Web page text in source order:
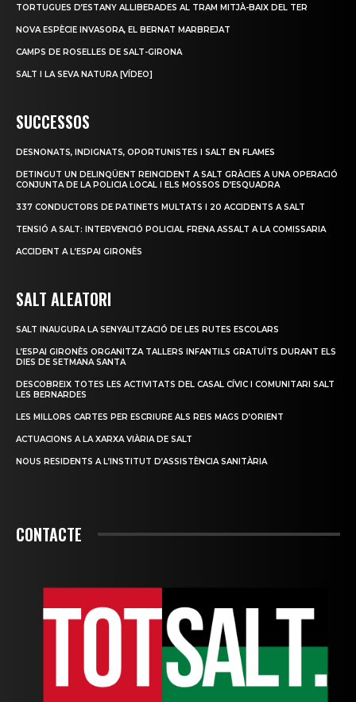
TORTUGUES D’ESTANY ALLIBERADES AL TRAM MITJÀ-BAIX DEL TER
NOVA ESPÈCIE INVASORA, EL BERNAT MARBREJAT
CAMPS DE ROSELLES DE SALT-GIRONA
SALT I LA SEVA NATURA [VÍDEO]
SUCCESSOS
DESNONATS, INDIGNATS, OPORTUNISTES I SALT EN FLAMES
DETINGUT UN DELINQÜENT REINCIDENT A SALT GRÀCIES A UNA OPERACIÓ
CONJUNTA DE LA POLICIA LOCAL I ELS MOSSOS D’ESQUADRA
337 CONDUCTORS DE PATINETS MULTATS I 20 ACCIDENTS A SALT
TENSIÓ A SALT: INTERVENCIÓ POLICIAL FRENA ASSALT A LA COMISSARIA
ACCIDENT A L’ESPAI GIRONÈS
SALT ALEATORI
SALT INAUGURA LA SENYALITZACIÓ DE LES RUTES ESCOLARS
L’ESPAI GIRONÈS ORGANITZA TALLERS INFANTILS GRATUÏTS DURANT ELS
DIES DE SETMANA SANTA
DESCOBREIX TOTES LES ACTIVITATS DEL CASAL CÍVIC I COMUNITARI SALT
LES BERNARDES
LES MILLORS CARTES PER ESCRIURE ALS REIS MAGS D’ORIENT
ACTUACIONS A LA XARXA VIÀRIA DE SALT
NOUS RESIDENTS A L’INSTITUT D’ASSISTÈNCIA SANITÀRIA
CONTACTE